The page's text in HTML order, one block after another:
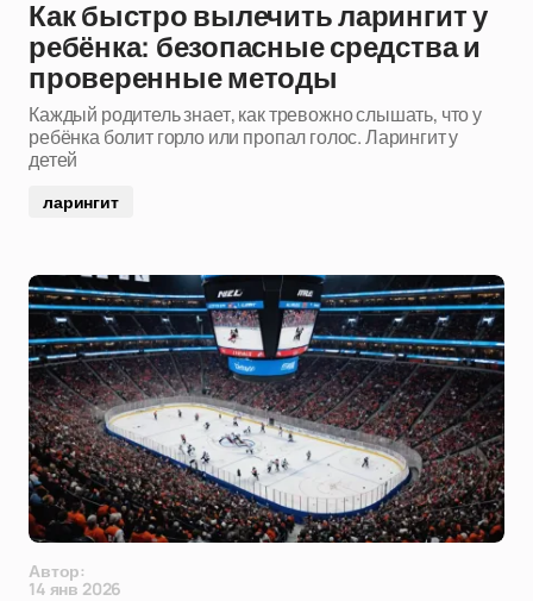
Как быстро вылечить ларингит у
ребёнка: безопасные средства и
проверенные методы
Каждый родитель знает, как тревожно слышать, что у
ребёнка болит горло или пропал голос. Ларингит у
детей
ларингит
Автор:
14 янв 2026